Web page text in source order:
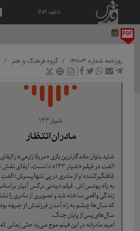
دانلود Pdf
PDF
روزنامه شماره ۱۴۱۱۰۳ گروه فرهنگ و هنر